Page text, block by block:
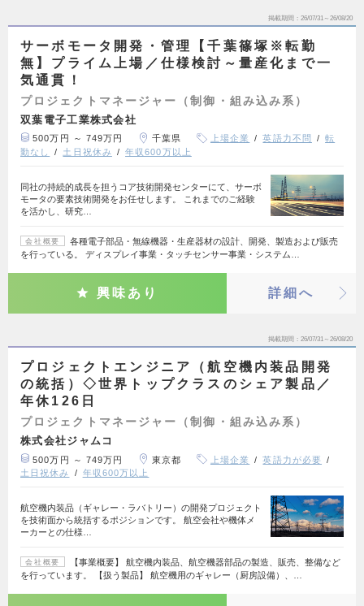
掲載期間 26/07/31～26/08/20
サーボモータ開発・管理【千葉篠塚※転勤
無】プライム上場／仕様検討～量産化まで一
気通貫！
プロジェクトマネージャー（制御・組み込み系）
双葉電子工業株式会社
500万円 ～ 749万円 千葉県 上場企業 英語力不問
転
勤なし
土日祝休み 年収600万以上
同社の持続的成長を担うコア技術開発センターにて、サーボ
モータの要素技術開発をお任せします。 これまでのご経験
を活かし、研究…
会社概要
各種電子部品・無線機器・生産器材の設計、開発、製造および販売
を行っている。 ディスプレイ事業・タッチセンサー事業・システム…
興味あり 詳細へ
掲載期間 26/07/31～26/08/20
プロジェクトエンジニア（航空機内装品開発
の統括）◇世界トップクラスのシェア製品／
年休126日
プロジェクトマネージャー（制御・組み込み系）
株式会社ジャムコ
500万円 ～ 749万円 東京都 上場企業
英語力が必要
土日祝休み
年収600万以上
航空機内装品（ギャレー・ラバトリー）の開発プロジェクト
を技術面から統括するポジションです。 航空会社や機体メ
ーカーとの仕様…
会社概要
【事業概要】 航空機内装品、航空機器部品の製造、販売、整備など
を行っています。 【扱う製品】 航空機用のギャレー（厨房設備）、…